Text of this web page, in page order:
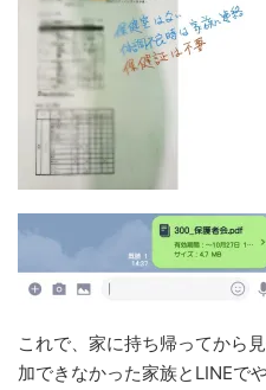
これで、家に持ち帰ってから
加できなかった家族とLINEで